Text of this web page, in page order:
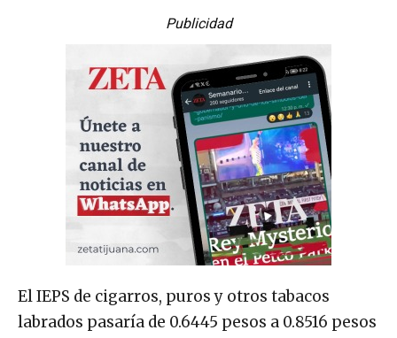
Publicidad
El IEPS de cigarros, puros y otros tabacos
labrados pasaría de 0.6445 pesos a 0.8516 pesos